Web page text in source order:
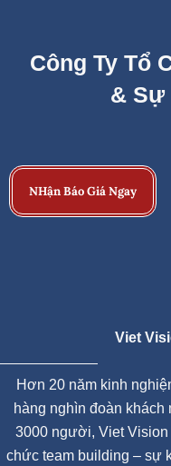
Công Ty Tổ
& Sự
NHận Báo Giá Ngay
Viet
Hơn 20 năm kinh
hàng nghìn đoàn
3000 người, Viet Vision
chức team building – sự